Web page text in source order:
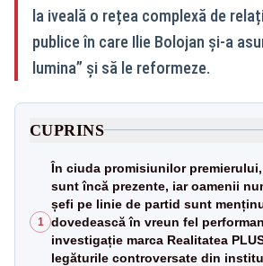
la iveală o rețea complexă de
publice în care Ilie Bolojan și-a
lumina” și să le reformeze.
CUPRINS
1
În ciuda promisiunilor
sunt încă prezente, iar oamenii
șefi pe linie de partid sunt
dovedească în vreun fel
investigație marca Realitatea
legăturile controversate din